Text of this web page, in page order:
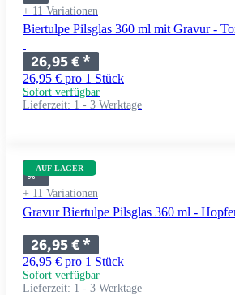
+ 11 Variationen
Biertulpe Pilsglas 360 ml mit Gravur -
26,95 €*
26,95 € pro 1 Stück
Sofort verfügbar
Lieferzeit: 1 - 3 Werktage
AUF LAGER
+ 11 Variationen
Gravur Biertulpe Pilsglas 360 ml -
26,95 €*
26,95 € pro 1 Stück
Sofort verfügbar
Lieferzeit: 1 - 3 Werktage